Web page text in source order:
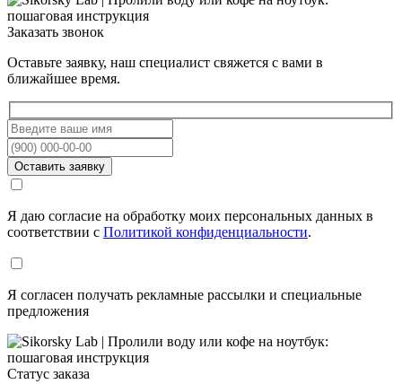
Заказать звонок
Оставьте заявку, наш специалист свяжется с вами в
ближайшее время.
Я даю согласие на обработку моих персональных данных в
соответствии с Политикой конфиденциальности.
Я согласен получать рекламные рассылки и специальные
предложения
Статус заказа